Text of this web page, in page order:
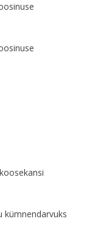
kümnendarvuks